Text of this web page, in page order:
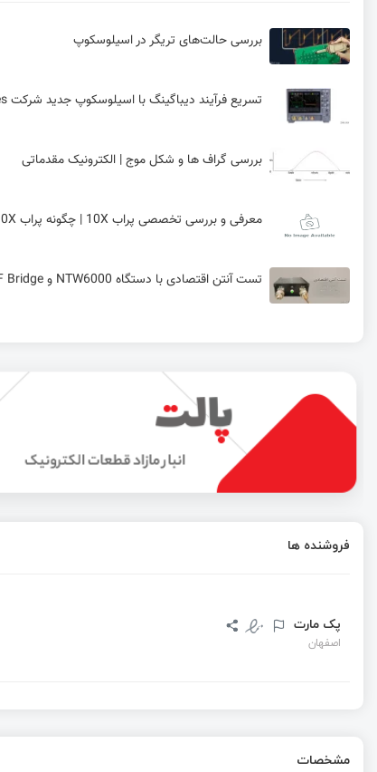
بررسی حالت‌های تریگر در اسیلوسکوپ
تسریع فرآیند دیباگینگ با اسیلوسکوپ جدید شرکت Keysight Technologies
بررسی گراف ها و شکل موج | الکترونیک مقدماتی
معرفی و بررسی تخصصی پراب 10X | چگونه پراب 10X می‌تواند نسبت سیگنال به نویز (SNR) اسیلوسکوپ را به شدت کاهش دهد؟
تست آنتن اقتصادی با دستگاه NTW6000 و RF Bridge
فروشنده ها
پک مارت
اصفهان
مشخصات